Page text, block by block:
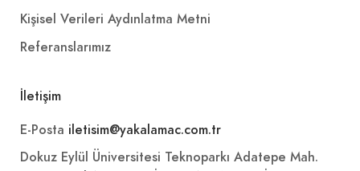
Kişisel Verileri Aydınlatma Metni
Referanslarımız
İletişim
E-Posta iletisim@yakalamac.com.tr
Dokuz Eylül Üniversitesi Teknoparkı Adatepe Mah.